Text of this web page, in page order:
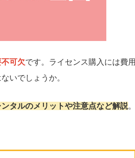
可欠です。ライセンス購入には費用
いでしょうか。
タルのメリットや注意点など解説。